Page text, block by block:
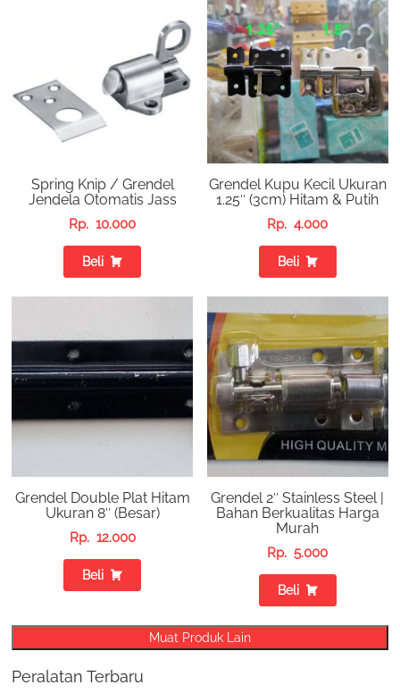
Spring Knip / Grendel
Jendela Otomatis Jass
Rp. 10.000
Beli
Grendel Kupu Kecil Ukuran
1.25″ (3cm) Hitam & Putih
Rp. 4.000
Beli
Grendel Double Plat Hitam
Ukuran 8″ (Besar)
Rp. 12.000
Beli
Grendel 2″ Stainless Steel |
Bahan Berkualitas Harga
Murah
Rp. 5.000
Beli
Muat Produk Lain
Peralatan Terbaru